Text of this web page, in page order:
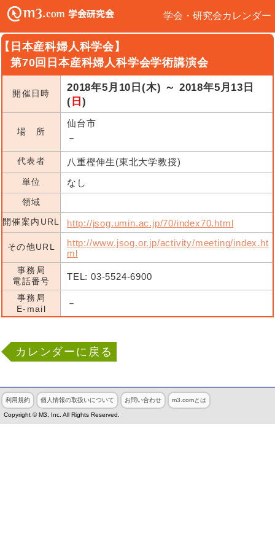
学会・研究会カレンダー
日本産科婦人科学会】
第70回日本産科婦人科学会学術講演会
開催日時
2018年5月10日(木) ～ 2018年5月13日
( 日 )
場 所
仙台市
－
代表者 八重樫伸生(東北大学教授)
単位 なし
領域
開催案内URL
http://jsog.umin.ac.jp/70/index70.html
その他URL
http://www.jsog.or.jp/activity/meeting/index.ht
ml
事務局
電話番号
TEL: 03-5524-6900
事務局
E-mail
－
カレンダーに戻る
利用規約 個人情報の取扱いについて お問い合わせ m3.comとは
Copyright © M3, Inc. All Rights Reserved.